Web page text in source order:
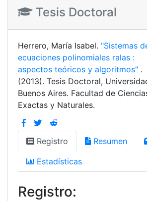
Tesis Doctoral
Herrero, María Isabel. "Sistemas
ecuaciones polinomiales ralas :
aspectos teóricos y algoritmos" .
(2013). Tesis Doctoral,
Buenos Aires. Facultad de
Exactas y Naturales.
Registro Resumen
Estadísticas
Registro: